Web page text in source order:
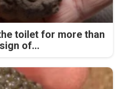
toilet for more than
of...